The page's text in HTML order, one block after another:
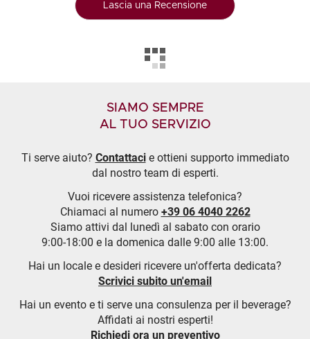
Lascia una Recensione
SIAMO SEMPRE
AL TUO SERVIZIO
Ti serve aiuto? Contattacie ottieni supporto immediato
dal nostro team di esperti.
Vuoi ricevere assistenza telefonica?
Chiamaci al numero +39 06 4040 2262
Siamo attivi dal lunedì al sabato con orario
9:00-18:00 e la domenica dalle 9:00 alle 13:00.
Hai un locale e desideri ricevere un'offerta dedicata?
Scrivici subito un'email
Hai un evento e ti serve una consulenza per il beverage?
Affidati ai nostri esperti!
Richiedi ora un preventivo